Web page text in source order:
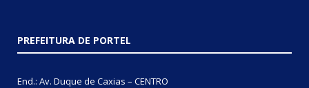
PREFEITURA DE PORTEL
End.: Av. Duque de Caxias – CENTRO